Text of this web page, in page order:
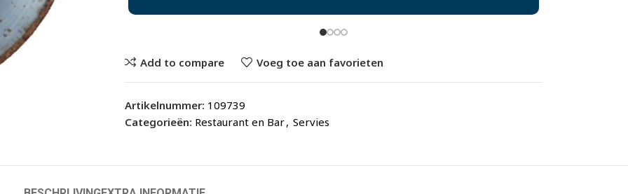
Add to compare Voeg toe aan favorieten
Artikelnummer: 109739
Categorieën: Restaurant en Bar, Servies